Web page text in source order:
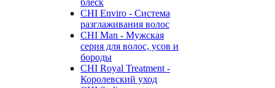
блеск
CHI Enviro - Система
разглаживания волос
CHI Man - Мужская
серия для волос, усов и
бороды
CHI Royal Treatment -
Королевский уход